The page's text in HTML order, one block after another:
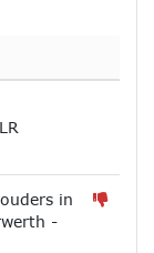
in
-